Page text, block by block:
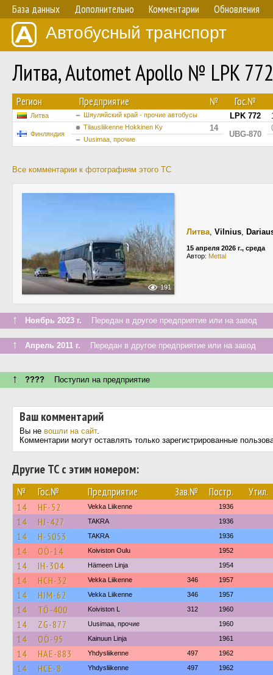
База данных Дополнительно Комментарии Обновления
Автобусный транспорт
Литва, Automet Apollo № LPK 772
Регион Предприятие № Гос.№
Литва Шяуляйский край - прочие автобусы LPK 772
Финляндия
Tilausliikenne Hokkinen Ky 14
UBG-870
Uusimaa, прочие
Все комментарии к фотографиям этого ТС
191
Литва, Vilnius,
15 апреля 2026 г., среда
Автор: Mettal
↑ Ноябрь 2023 г. Передан в другое предприятие или на завод
↑ Апрель 2011 г. Передан в другое предприятие или на завод
↑ ???? Поступил на предприятие
Ваш комментарий
Вы не вошли на сайт.
Комментарии могут оставлять только зарегистрированные
Другие ТС с этим номером:
№ Гос.№ Предприятие Зав.№ Постр. Утил.
14 HF-52 Vekka Liikenne 1936
14 HJ-427 TAKRA 1936
14 H-5053 TAKRA 1936
14 OÖ-14 Koiviston Oulu 1952
14 IH-304 Hämeen Linja 1954
14 HCH-32 Vekka Liikenne 346 1957
14 HJM-62 Vekka Liikenne 346 1957
14 TÖ-400 Koiviston L 312 1960
14 ZG-877 Uusimaa, прочие 1960
14 OÖ-95 Kainuun Linja 1961
14 HAE-883 Yhdysliikenne 497 1962
14 HCE-8 Yhdysliikenne 497 1962